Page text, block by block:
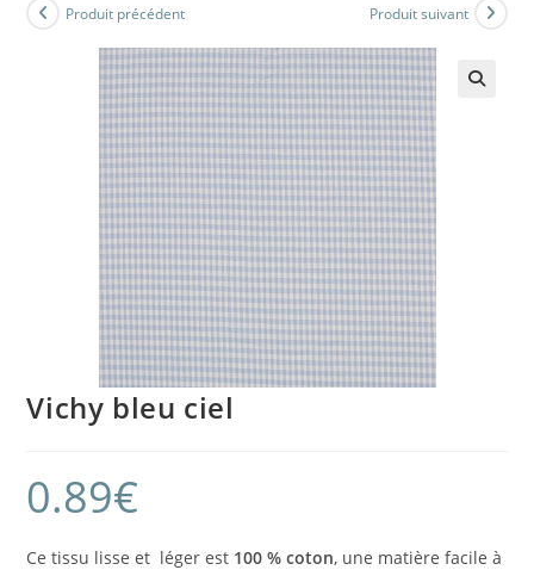
Produit précédent Produit suivant
Vichy bleu ciel
0.89€
Ce tissu lisse et léger est 100 % coton, une matière facile à